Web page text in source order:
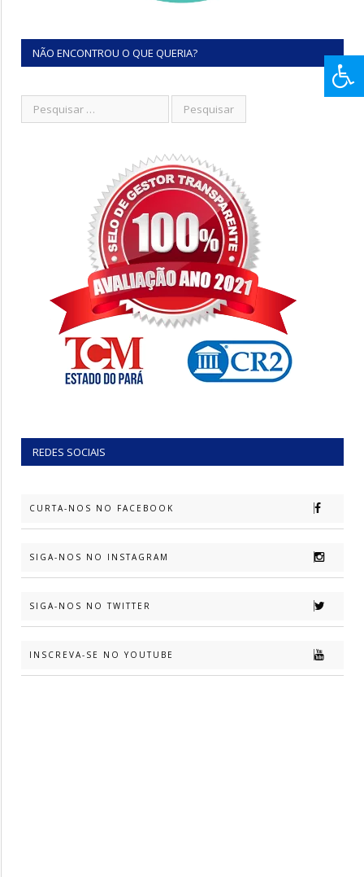
NÃO ENCONTROU O QUE QUERIA?
REDES SOCIAIS
CURTA-NOS NO FACEBOOK
SIGA-NOS NO INSTAGRAM
SIGA-NOS NO TWITTER
INSCREVA-SE NO YOUTUBE